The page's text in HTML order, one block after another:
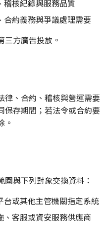
稽核紀錄與服務品質
合約義務與爭議處理需要
三方廣告投放。
律、合約、稽核與營運需要
保存期間；若法令或合約要
。
與下列對象交換資料：
或其他主管機關指定系統
客服或資安服務供應商